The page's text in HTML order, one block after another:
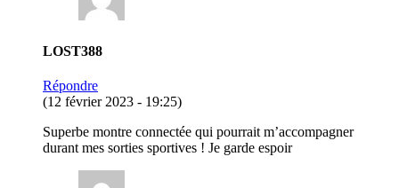
LOST388
Répondre
(12 février 2023 - 19:25)
Superbe montre connectée qui pourrait m’accompagner
durant mes sorties sportives ! Je garde espoir